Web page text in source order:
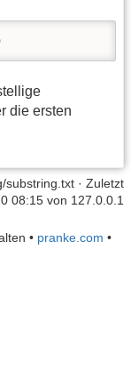
die ersten
substring.txt · Zuletzt
08:15 von 127.0.0.1
• pranke.com •